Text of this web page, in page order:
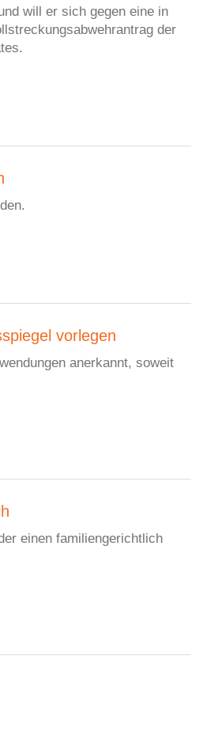
will er sich gegen eine in
der
vorlegen
anerkannt, soweit
einen familiengerichtlich